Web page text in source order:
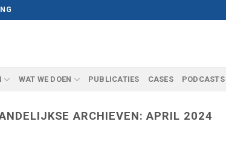
WAT WE DOEN PUBLICATIES CASES PODCASTS
ARCHIEVEN:APRIL 2024